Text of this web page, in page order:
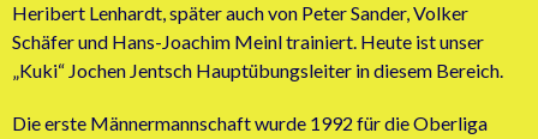
Heribert Lenhardt, später auch von Peter Sander, Volker
Schäfer und Hans-Joachim Meinl trainiert. Heute ist unser
„Kuki“ Jochen Jentsch Hauptübungsleiter in diesem Bereich.
Die erste Männermannschaft wurde 1992 für die Oberliga